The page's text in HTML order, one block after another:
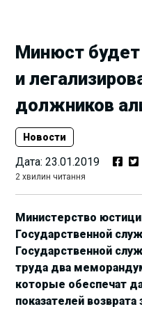
Минюст будет
и
должников
Новости
Дата:23.01.2019
2 хвилин читання
Министерство
Государственной
Государственной
труда два
которые обеспечат
показателей